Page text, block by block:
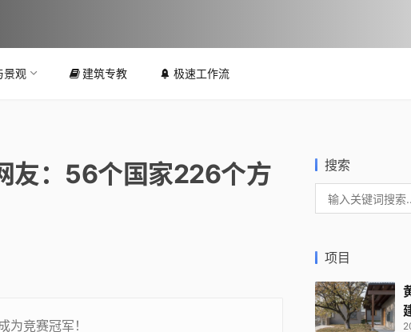
景观 建筑专教 极速工作流
友：56个国家226个方
竞赛冠军！
搜索
项目